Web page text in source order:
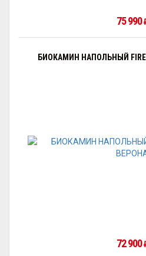
75 990
БИОКАМИН НАПОЛЬНЫЙ
72 900